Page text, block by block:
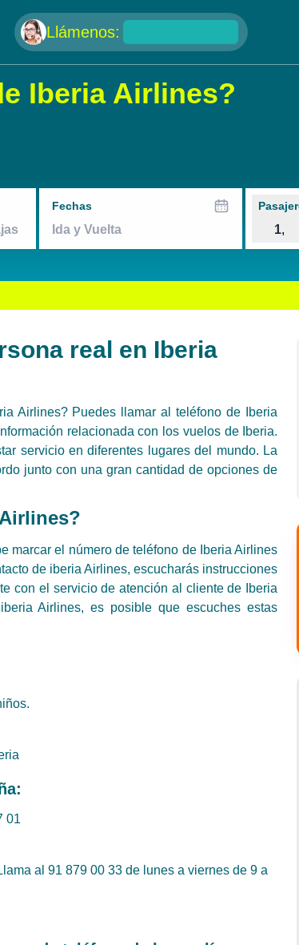
Llámenos:
Iberia Airlines?
Fechas
1,
real en Iberia
Airlines? Puedes llamar al teléfono de Iberia
relacionada con los vuelos de Iberia.
servicio en diferentes lugares del mundo. La
junto con una gran cantidad de opciones de
marcar el número de teléfono de Iberia Airlines
de iberia Airlines, escucharás instrucciones
con el servicio de atención al cliente de Iberia
Airlines, es posible que escuches estas
01
al 91 879 00 33 de lunes a viernes de 9 a